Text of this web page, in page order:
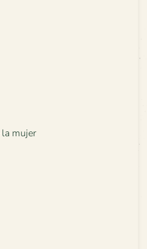
la mujer